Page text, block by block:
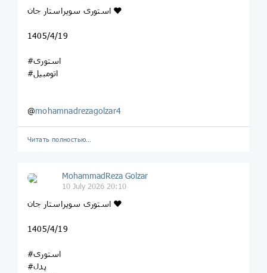
استوری سوپراستار جان ❤️
1405/4/19
#استوری
#اتومبیل
@mohamnadrezagolzar4
Читать полностью…
MohammadReza Golzar
10 July 2026 20:10
استوری سوپراستار جان ❤️
1405/4/19
#استوری
#پدل